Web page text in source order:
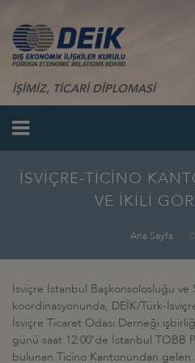
İŞİMİZ, TİCARİ DİPLOMASİ
İSVİÇRE-TİCİNO
VE İKİLİ
Ana Sayfa
İsviçre İstanbul Başkonsolosluğu ve
koordinasyonunda, DEİK/Türk-
İsviçre Ticaret Odası Derneği
günü saat 12:00’de İstanbul TOBB
bulunan Ticino Kantonundan gelen